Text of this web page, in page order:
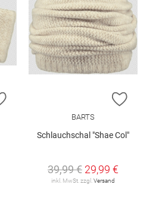
ZUR WUNSCHLISTE HINZUFÜGEN
ZUR
BARTS
Schlauchschal "Shae Col"
39,99 € 29,99 €
inkl. MwSt. zzgl. Versand